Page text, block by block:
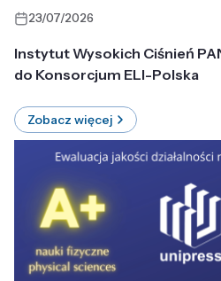
23/07/2026
Instytut Wysokich Ciśnień
do Konsorcjum ELI-Polska
Zobacz więcej